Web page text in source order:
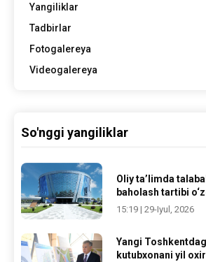
Yangiliklar
Tadbirlar
Fotogalereya
Videogalereya
So'nggi yangiliklar
Oliy ta’limda
baholash tartibi
15:19 | 29-Iyul, 2026
Yangi
kutubxonani yil